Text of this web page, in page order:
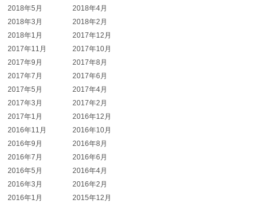
2018年5月
2018年4月
2018年3月
2018年2月
2018年1月
2017年12月
2017年11月
2017年10月
2017年9月
2017年8月
2017年7月
2017年6月
2017年5月
2017年4月
2017年3月
2017年2月
2017年1月
2016年12月
2016年11月
2016年10月
2016年9月
2016年8月
2016年7月
2016年6月
2016年5月
2016年4月
2016年3月
2016年2月
2016年1月
2015年12月